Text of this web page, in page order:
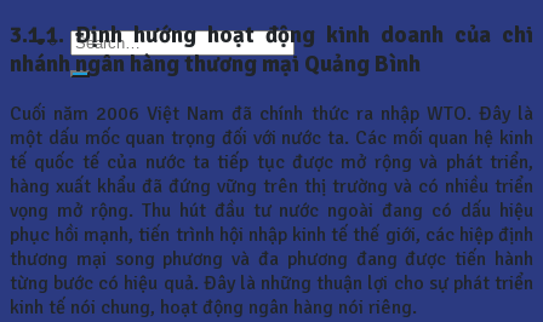
3.1.1. Định hướng hoạt động kinh doanh của chi
nhánh ngân hàng thương mại Quảng Bình
Cuối năm 2006 Việt Nam đã chính thức ra nhập WTO. Đây là
một dấu mốc quan trọng đối với nước ta. Các mối quan hệ kinh
tế quốc tế của nước ta tiếp tục được mở rộng và phát triển,
hàng xuất khẩu đã đứng vững trên thị trường và có nhiều triển
vọng mở rộng. Thu hút đầu tư nước ngoài đang có dấu hiệu
phục hồi mạnh, tiến trình hội nhập kinh tế thế giới, các hiệp định
thương mại song phương và đa phương đang được tiến hành
từng bước có hiệu quả. Đây là những thuận lợi cho sự phát triển
kinh tế nói chung, hoạt động ngân hàng nói riêng.